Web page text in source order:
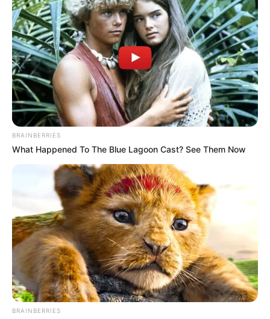
BRAINBERRIES
What Happened To The Blue Lagoon Cast? See Them Now
BRAINBERRIES